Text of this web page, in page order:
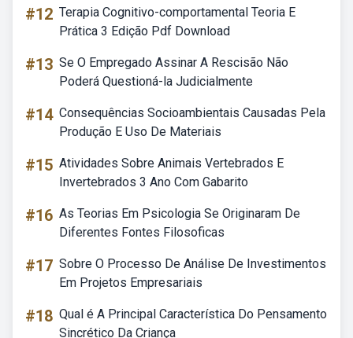
#12 Terapia Cognitivo-comportamental Teoria E
Prática 3 Edição Pdf Download
#13 Se O Empregado Assinar A Rescisão Não
Poderá Questioná-la Judicialmente
#14 Consequências Socioambientais Causadas Pela
Produção E Uso De Materiais
#15 Atividades Sobre Animais Vertebrados E
Invertebrados 3 Ano Com Gabarito
#16 As Teorias Em Psicologia Se Originaram De
Diferentes Fontes Filosoficas
#17 Sobre O Processo De Análise De Investimentos
Em Projetos Empresariais
#18 Qual é A Principal Característica Do Pensamento
Sincrético Da Criança